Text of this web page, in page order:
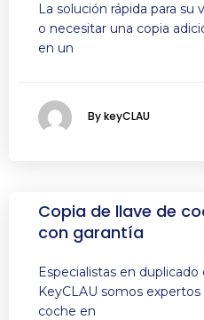
La solución rápida para su
o necesitar una copia
en un
By keyCLAU
Copia de llave de
con garantía
Especialistas en
KeyCLAU somos
coche en